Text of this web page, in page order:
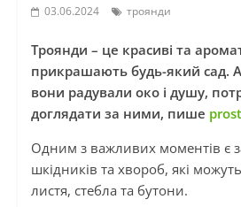
03.06.2024 троянди
Троянди – це красиві та
прикрашають будь-який сад.
вони радували око і душу,
доглядати за ними, пише
Одним з важливих моментів є
шкідників та хвороб, які
листя, стебла та бутони.